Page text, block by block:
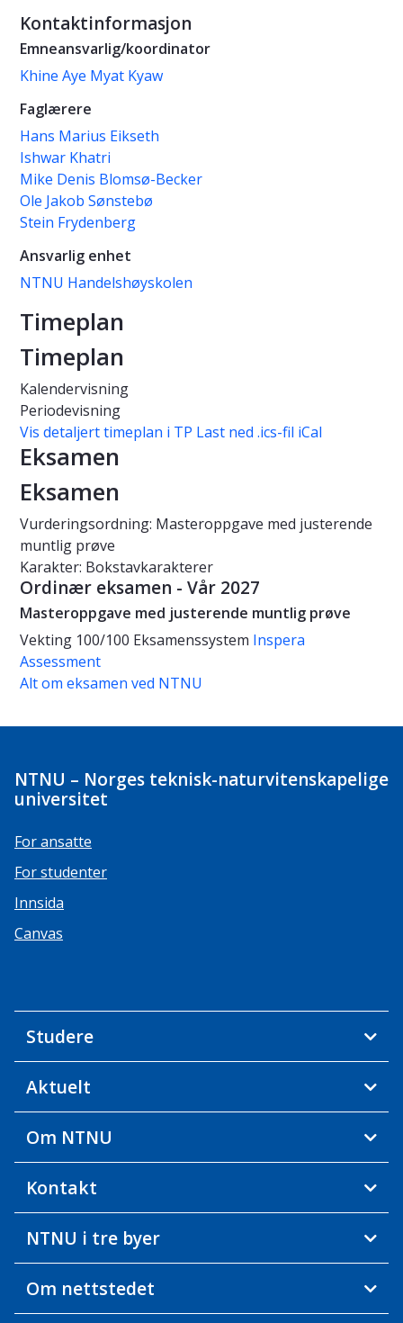
Kontaktinformasjon
Emneansvarlig/koordinator
Khine Aye Myat Kyaw
Faglærere
Hans Marius Eikseth
Ishwar Khatri
Mike Denis Blomsø-Becker
Ole Jakob Sønstebø
Stein Frydenberg
Ansvarlig enhet
NTNU Handelshøyskolen
Timeplan
Timeplan
Kalendervisning
Periodevisning
Vis detaljert timeplan i TP Last ned .ics-fil iCal
Eksamen
Eksamen
Vurderingsordning: Masteroppgave med justerende
muntlig prøve
Karakter: Bokstavkarakterer
Ordinær eksamen - Vår 2027
Masteroppgave med justerende muntlig prøve
Vekting 100/100 Eksamenssystem Inspera
Assessment
Alt om eksamen ved NTNU
NTNU – Norges teknisk-naturvitenskapelige
universitet
For ansatte
For studenter
Innsida
Canvas
Studere
Aktuelt
Om NTNU
Kontakt
NTNU i tre byer
Om nettstedet